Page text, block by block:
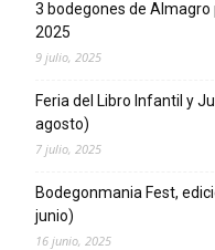
3 bodegones de Almagro
2025
9 julio, 2025
Feria del Libro Infantil y
agosto)
7 julio, 2025
Bodegonmania Fest,
junio)
16 junio, 2025